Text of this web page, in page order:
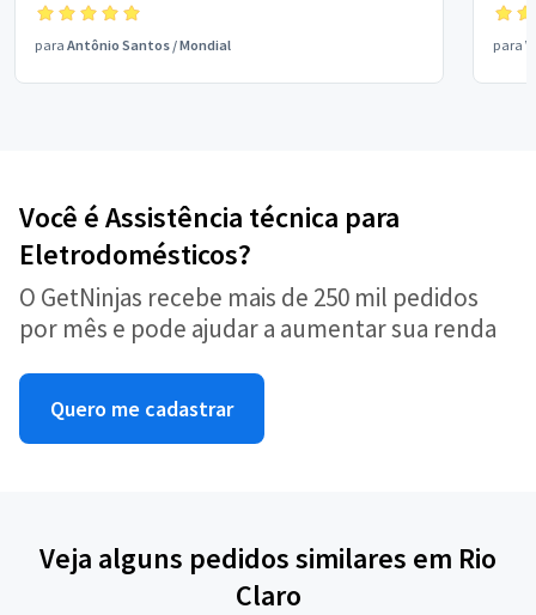
para Antônio Santos /Mondial para
Você é Assistência técnica para
Eletrodomésticos?
O GetNinjas recebe mais de 250 mil pedidos
por mês e pode ajudar a aumentar sua renda
Quero me cadastrar
Veja alguns pedidos similares em Rio
Claro